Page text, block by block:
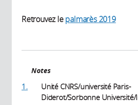
Retrouvez lepalmarès 2019
Notes
1.
Unité CNRS/université Paris-
Diderot/Sorbonne Université/